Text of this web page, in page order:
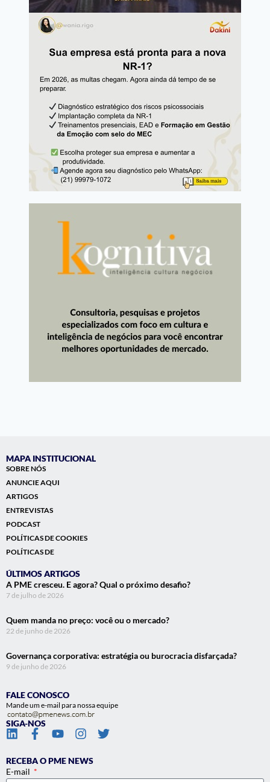
MAPA INSTITUCIONAL
SOBRE NÓS
ANUNCIE AQUI
ARTIGOS
ENTREVISTAS
PODCAST
POLÍTICAS DE COOKIES
POLÍTICAS DE
ÚLTIMOS ARTIGOS
A PME cresceu. E agora? Qual o próximo desafio?
7 de julho de 2026
Quem manda no preço: você ou o mercado?
22 de junho de 2026
Governança corporativa: estratégia ou burocracia disfarçada?
9 de junho de 2026
FALE CONOSCO
Mande um e-mail para nossa equipe
SIGA-NOS
RECEBA O PME NEWS
E-mail